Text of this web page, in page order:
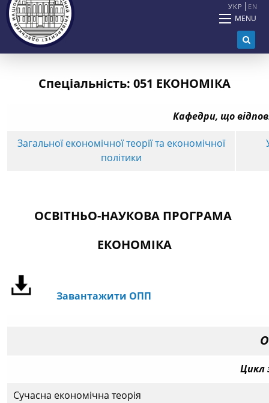
УКР EN
MENU
Спеціальність: 051 ЕКОНОМІКА
Кафедри, що
Загальної економічної теорії та економічної
політики
ОСВІТНЬО-НАУКОВА ПРОГРАМА
ЕКОНОМІКА
Завантажити ОПП
Цикл
Сучасна економічна теорія